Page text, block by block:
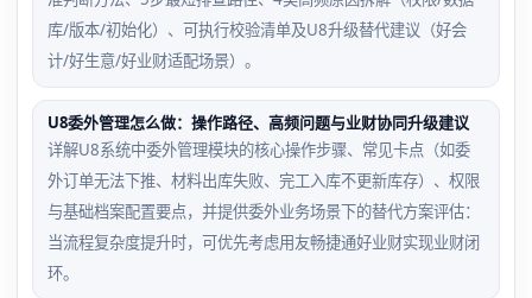
库/版本/初始化）、可执行校验清单及U8升级替代建议（好会
计/好生意/好业财适配场景）。
U8委外管理怎么做：操作路径、高频问题与业财协同升级建议
详解U8系统中委外管理模块的核心操作步骤、常见卡点（如委
外订单无法下推、材料出库失败、完工入库不更新库存）、权限
与基础档案配置要点，并提供委外业务场景下的替代方案评估：
当流程复杂度提升时，可优先考虑用友畅捷通好业财实现业财闭
环。